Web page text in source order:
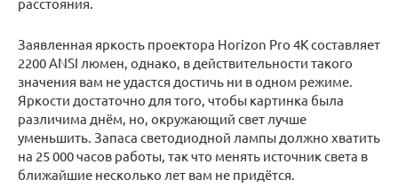
Заявленная яркость проектора Horizon Pro 4K составляет
2200 ANSI люмен, однако, в действительности такого
значения вам не удастся достичь ни в одном режиме.
Яркости достаточно для того, чтобы картинка была
различима днём, но, окружающий свет лучше
уменьшить. Запаса светодиодной лампы должно хватить
на 25 000 часов работы, так что менять источник света в
ближайшие несколько лет вам не придётся.